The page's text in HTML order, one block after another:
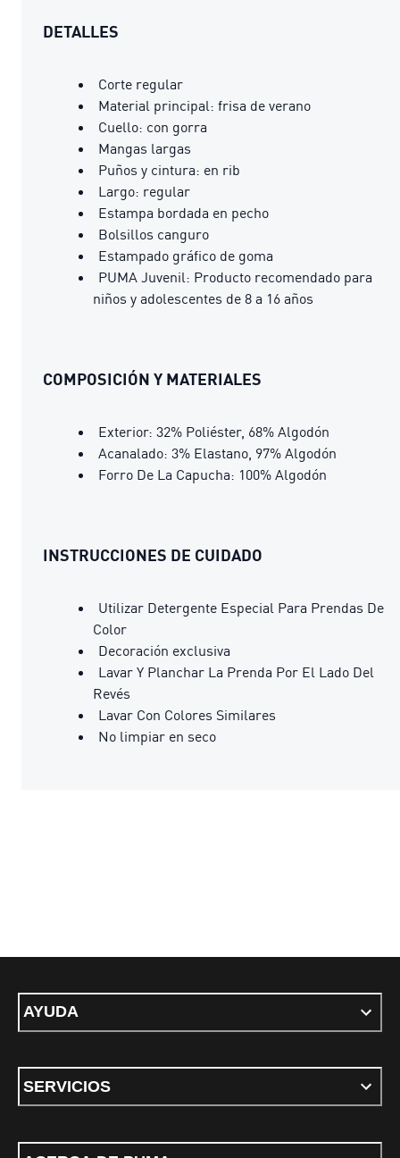
DETALLES
Corte regular
Material principal: frisa de verano
Cuello: con gorra
Mangas largas
Puños y cintura: en rib
Largo: regular
Estampa bordada en pecho
Bolsillos canguro
Estampado gráfico de goma
PUMA Juvenil: Producto recomendado para
niños y adolescentes de 8 a 16 años
COMPOSICIÓN Y MATERIALES
Exterior: 32% Poliéster, 68% Algodón
Acanalado: 3% Elastano, 97% Algodón
Forro De La Capucha: 100% Algodón
INSTRUCCIONES DE CUIDADO
Utilizar Detergente Especial Para Prendas De
Color
Decoración exclusiva
Lavar Y Planchar La Prenda Por El Lado Del
Revés
Lavar Con Colores Similares
No limpiar en seco
AYUDA
SERVICIOS